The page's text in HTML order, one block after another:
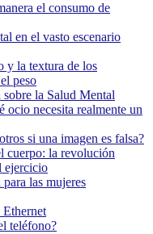
el consumo de
en el vasto escenario
y la textura de los
peso
la Salud Mental
ocio necesita realmente un
si una imagen es falsa?
cuerpo: la revolución
ejercicio
las mujeres
Ethernet
teléfono?